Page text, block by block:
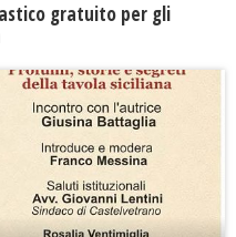
gratuito per gli